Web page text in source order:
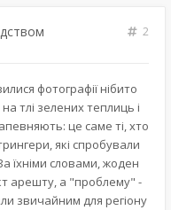
2
фотографії нібито
тлі зелених теплиць і
це саме ті, хто
які спробували
їхніми словами, жоден
арешту, а "проблему" -
звичайним для регіону